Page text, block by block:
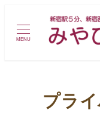
MENU
プラ